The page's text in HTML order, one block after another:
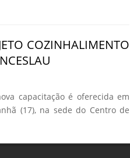
COZINHALIMENTO
capacitação é oferecida em
(17), na sede do Centro de